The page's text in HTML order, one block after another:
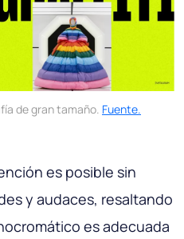
de gran tamaño. Fuente.
es posible sin
y audaces, resaltando
es adecuada